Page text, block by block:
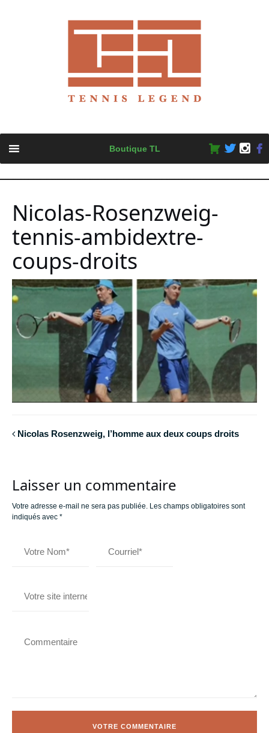
content
Boutique TL
Nicolas-Rosenzweig-
tennis-ambidextre-
coups-droits
Nicolas Rosenzweig, l’homme aux deux coups droits
Laisser un commentaire
Votre adresse e-mail ne sera pas publiée. Les champs obligatoires sont
indiqués avec *